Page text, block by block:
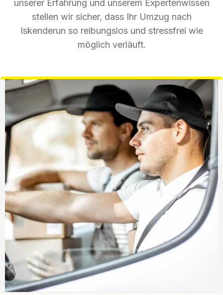
unserer Erfahrung und unserem Expertenwissen
stellen wir sicher, dass Ihr Umzug nach
Iskenderun so reibungslos und stressfrei wie
möglich verläuft.